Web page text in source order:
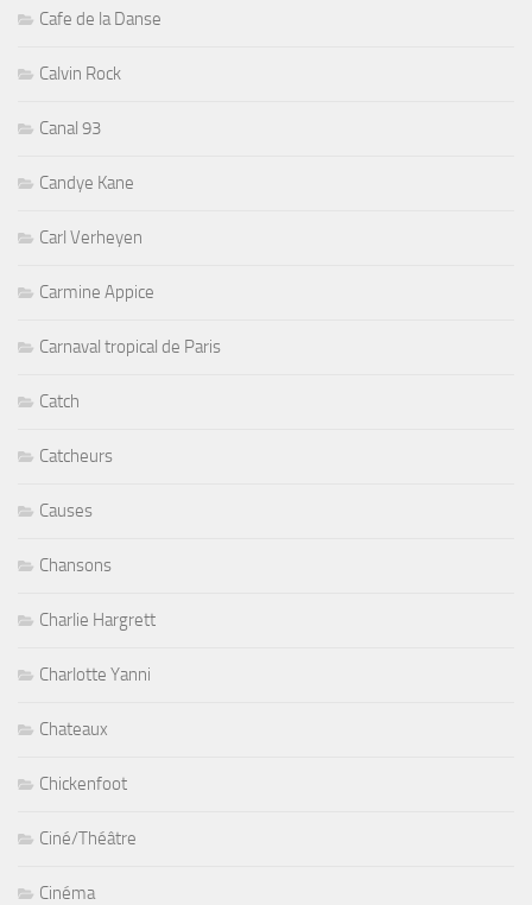
Cafe de la Danse
Calvin Rock
Canal 93
Candye Kane
Carl Verheyen
Carmine Appice
Carnaval tropical de Paris
Catch
Catcheurs
Causes
Chansons
Charlie Hargrett
Charlotte Yanni
Chateaux
Chickenfoot
Ciné/Théâtre
Cinéma